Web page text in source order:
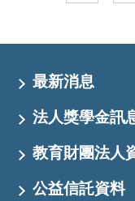
最新消息
法人獎學金訊
教育財團法人
公益信託資料